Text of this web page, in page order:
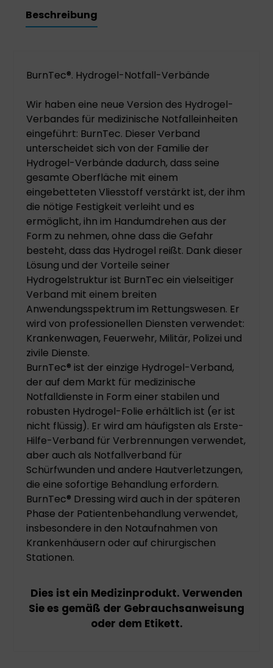
Beschreibung
BurnTec®. Hydrogel-Notfall-Verbände
Wir haben eine neue Version des Hydrogel-
Verbandes für medizinische Notfalleinheiten
eingeführt: BurnTec. Dieser Verband
unterscheidet sich von der Familie der
Hydrogel-Verbände dadurch, dass seine
gesamte Oberfläche mit einem
eingebetteten Vliesstoff verstärkt ist, der ihm
die nötige Festigkeit verleiht und es
ermöglicht, ihn im Handumdrehen aus der
Form zu nehmen, ohne dass die Gefahr
besteht, dass das Hydrogel reißt. Dank dieser
Lösung und der Vorteile seiner
Hydrogelstruktur ist BurnTec ein vielseitiger
Verband mit einem breiten
Anwendungsspektrum im Rettungswesen. Er
wird von professionellen Diensten verwendet:
Krankenwagen, Feuerwehr, Militär, Polizei und
zivile Dienste.
BurnTec® ist der einzige Hydrogel-Verband,
der auf dem Markt für medizinische
Notfalldienste in Form einer stabilen und
robusten Hydrogel-Folie erhältlich ist (er ist
nicht flüssig). Er wird am häufigsten als Erste-
Hilfe-Verband für Verbrennungen verwendet,
aber auch als Notfallverband für
Schürfwunden und andere Hautverletzungen,
die eine sofortige Behandlung erfordern.
BurnTec® Dressing wird auch in der späteren
Phase der Patientenbehandlung verwendet,
insbesondere in den Notaufnahmen von
Krankenhäusern oder auf chirurgischen
Stationen.
Dies ist ein Medizinprodukt. Verwenden
Sie es gemäß der Gebrauchsanweisung
oder dem Etikett.